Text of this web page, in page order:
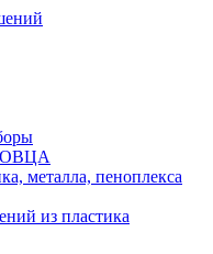
ОВЦА
металла, пеноплекса
из пластика